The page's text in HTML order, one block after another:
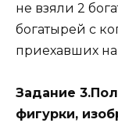
не взяли 2
богатырей с
приехавших
Задание
фигурки,